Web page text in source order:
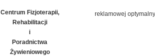
Centrum Fizjoterapii,
Rehabilitacji
i
Poradnictwa
Żywieniowego
reklamowej